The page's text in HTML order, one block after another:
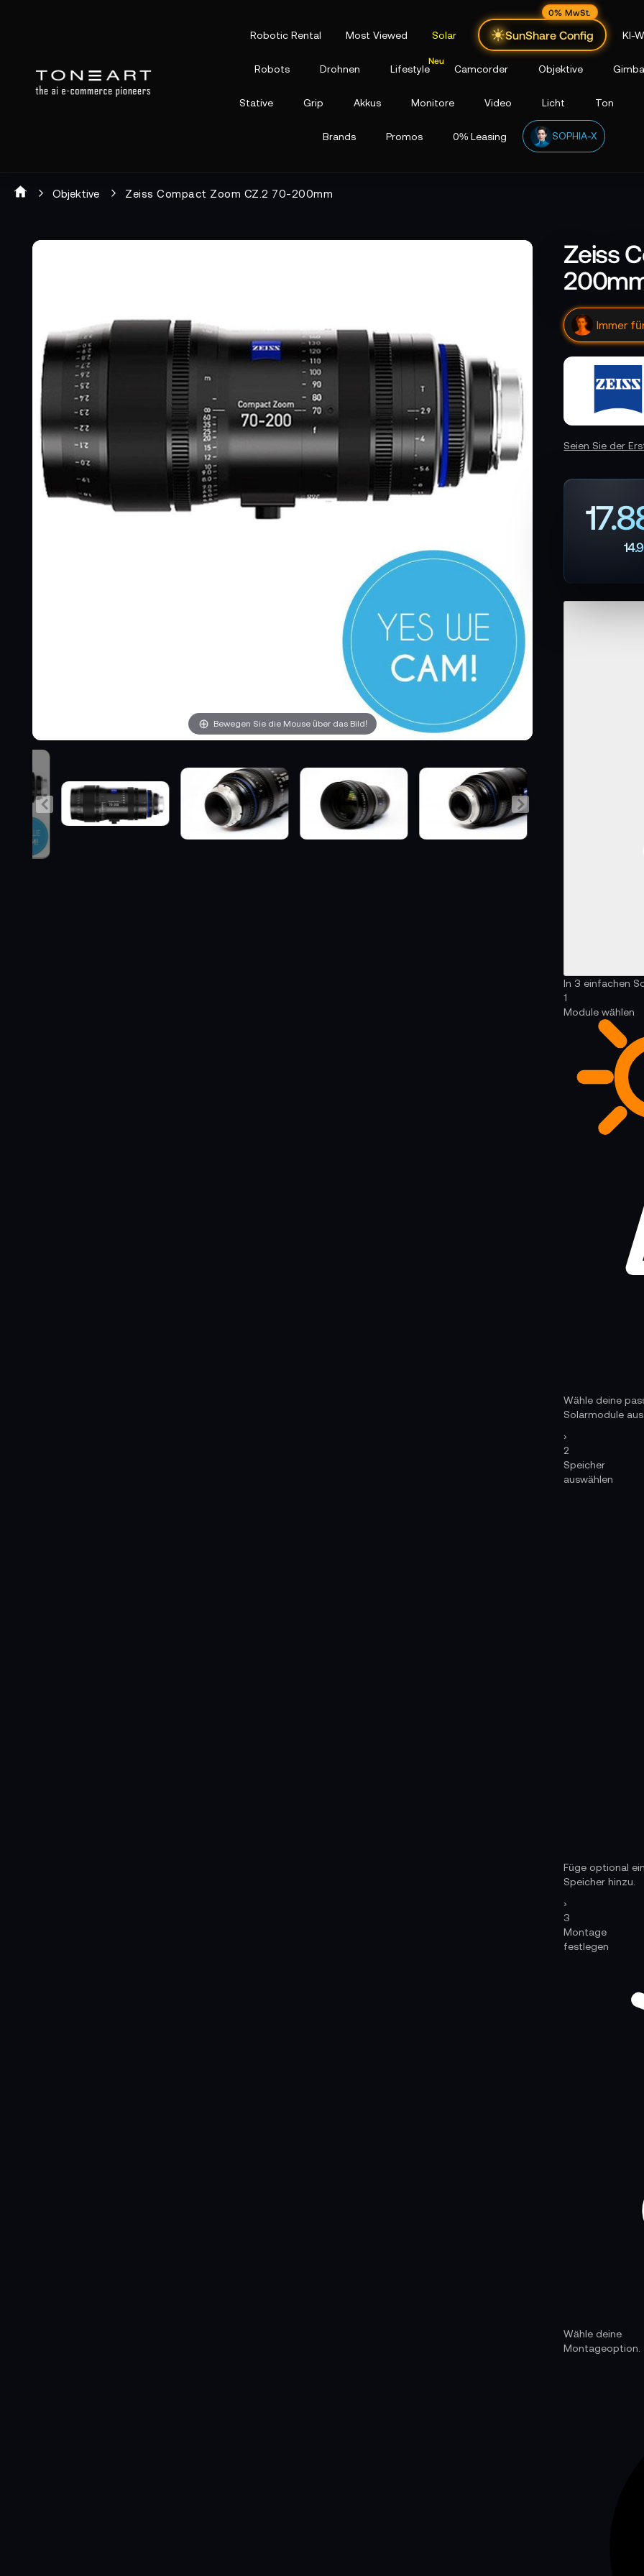
Robotic Rental Most Viewed Solar SunShare Config
0% MwSt.
KI-
Robots Drohnen Lifestyle Camcorder Objektive
Stative Grip Akkus Monitore Video Licht Ton
Brands Promos 0% Leasing SOPHIA-X
Objektive Zeiss Compact Zoom CZ.2 70-200mm
Zum
Zum
Bewegen Sie die Mouse über das Bild!
Zeiss
Hallo,
Seien Sie der
In 3 einfachen
1
Module wählen
Wähle deine
Solarmodule
›
2
Speicher
auswählen
Füge optional
Speicher hinzu.
›
3
Montage
festlegen
Wähle deine
Montageoption.